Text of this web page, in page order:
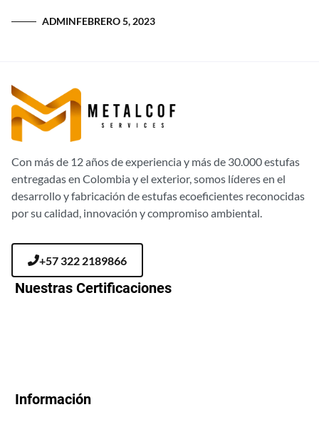
ADMINFEBRERO 5, 2023
Con más de 12 años de experiencia y más de 30.000 estufas
entregadas en Colombia y el exterior, somos líderes en el
desarrollo y fabricación de estufas ecoeficientes reconocidas
por su calidad, innovación y compromiso ambiental.
+57 322 2189866
Nuestras Certificaciones
Información